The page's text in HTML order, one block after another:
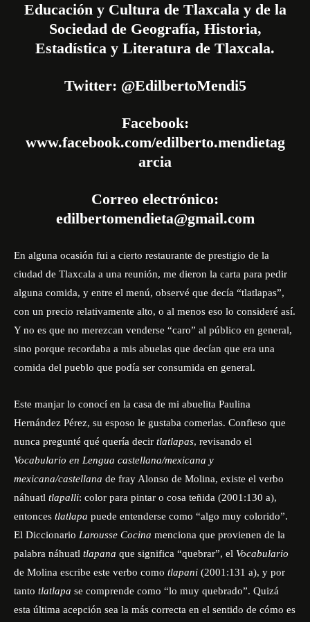
Educación y Cultura de Tlaxcala y de la
Sociedad de Geografía, Historia,
Estadística y Literatura de Tlaxcala.
Twitter: @EdilbertoMendi5
Facebook:
www.facebook.com/edilberto.mendietag
arcia
Correo electrónico:
edilbertomendieta@gmail.com
En alguna ocasión fui a cierto restaurante de prestigio de la
ciudad de Tlaxcala a una reunión, me dieron la carta para pedir
alguna comida, y entre el menú, observé que decía “tlatlapas”,
con un precio relativamente alto, o al menos eso lo consideré así.
Y no es que no merezcan venderse “caro” al público en general,
sino porque recordaba a mis abuelas que decían que era una
comida del pueblo que podía ser consumida en general.
Este manjar lo conocí en la casa de mi abuelita Paulina
Hernández Pérez, su esposo le gustaba comerlas. Confieso que
nunca pregunté qué quería decir tlatlapas, revisando el
Vocabulario en Lengua castellana/mexicana y
mexicana/castellana de fray Alonso de Molina, existe el verbo
náhuatl tlapalli: color para pintar o cosa teñida (2001:130 a),
entonces tlatlapa puede entenderse como “algo muy colorido”.
El Diccionario Larousse Cocina menciona que provienen de la
palabra náhuatl tlapana que significa “quebrar”, el Vocabulario
de Molina escribe este verbo como tlapani (2001:131 a), y por
tanto tlatlapa se comprende como “lo muy quebrado”. Quizá
esta última acepción sea la más correcta en el sentido de cómo es